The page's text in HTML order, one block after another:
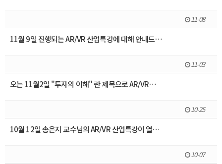
11-08
11월 9일 진행되는 AR/VR 산업특강에 대해 안내드…
11-03
오는 11월2일 "투자의 이해" 란 제목으로 AR/VR…
10-25
10월 12일 송은지 교수님의 AR/VR 산업특강이 열…
10-07